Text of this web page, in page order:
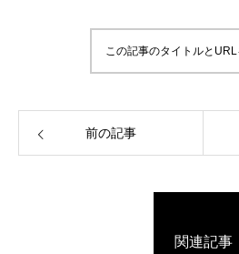
この記事のタイトルと
前の記事
関連記事